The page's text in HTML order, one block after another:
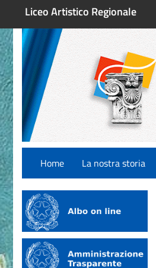
Liceo Artistico Regionale
Home La nostra storia